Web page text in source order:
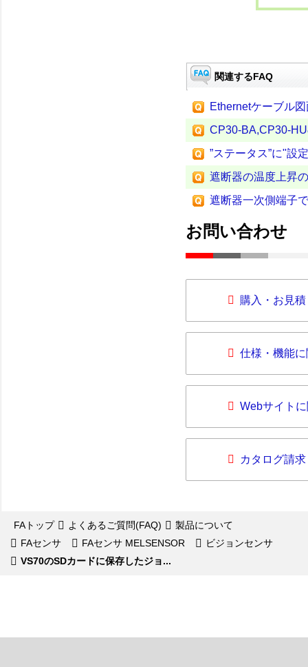
関連するFAQ
Ethernetケーブル
CP30-BA,CP30-
”ステータス”に"設
遮断器の温度上昇
遮断器一次側端子
お問い合わせ
購入・お見
仕様・機能
Webサイト
カタログ請求
FAトップ よくあるご質問(FAQ)
製品について
FAセンサ
FAセンサ MELSENSOR
ビジョンセンサ
VS70のSDカードに保存したジョ...